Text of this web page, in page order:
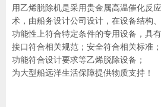
用乙烯脱除机是采用贵金属高温催化反
术，由船务设计公司设计，在设备结构、
功能性上符合特定条件的专用设备，具
接口符合相关规范；安全符合相关标准；
功能符合设计要求等乙烯脱除设备；
为大型船远洋生活保障提供物质支持！